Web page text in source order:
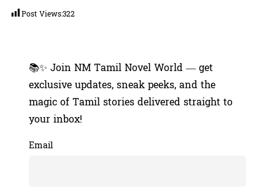
Post Views:322
📚✨ Join NM Tamil Novel World — get
exclusive updates, sneak peeks, and the
magic of Tamil stories delivered straight to
your inbox!
Email